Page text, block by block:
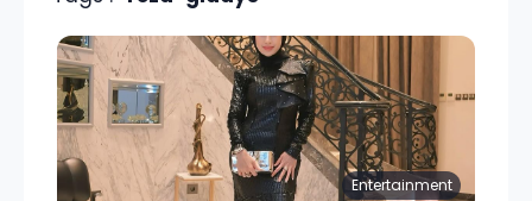
Entertainment